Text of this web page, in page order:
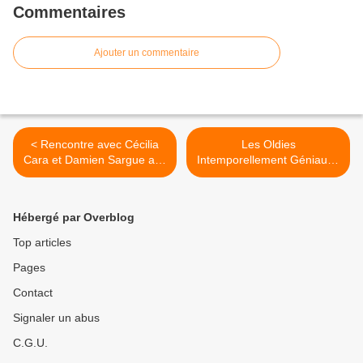
Commentaires
Ajouter un commentaire
< Rencontre avec Cécilia
Cara et Damien Sargue afin
d’en apprendre plus sur Les
Les Oldies
Intemporellement Géniaux !
>
Hébergé par Overblog
Top articles
Pages
Contact
Signaler un abus
C.G.U.